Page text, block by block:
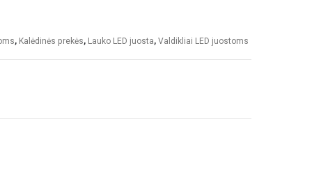
, Kalėdinės prekės, Lauko LED juosta, Valdikliai LED juostoms